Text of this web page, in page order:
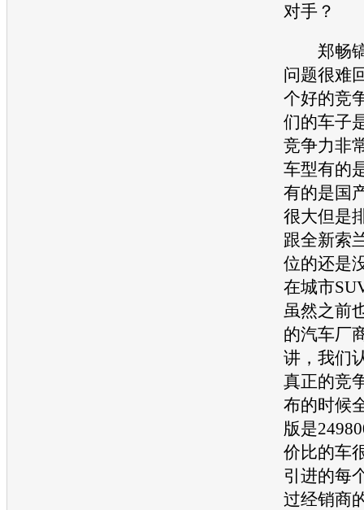
对手？
郑畅镐
问题很难
个好的竞
们的车子
竞争力非
车型有的
有的是国
很大但是
跟全新索
位的还是
在城市
虽然之前
的汽车厂
讲，我们
真正的竞
布的时候
版是
价比的车
引进的每
过经销商